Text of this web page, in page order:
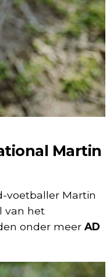
Martin
voetballer Martin
van het
onder meer AD